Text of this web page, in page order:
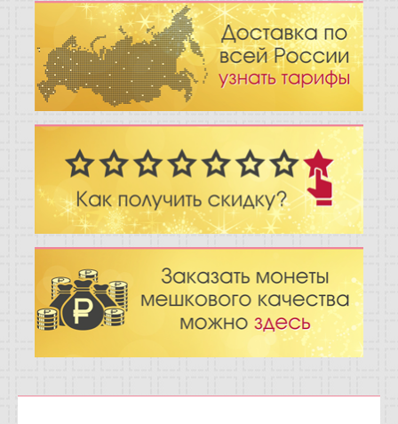
Оплата и доставка
Контакты
Вопрос-ответ
Отзывы
Новости
Статьи